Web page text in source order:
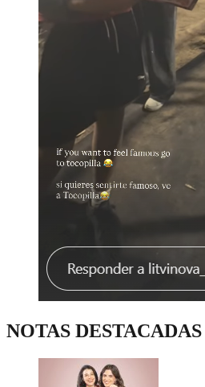
NOTAS DESTACADAS